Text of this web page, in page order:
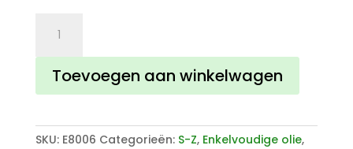
Ylang
olie
aantal
Toevoegen aan winkelwagen
SKU: E8006 Categorieën: S-Z, Enkelvoudige olie,